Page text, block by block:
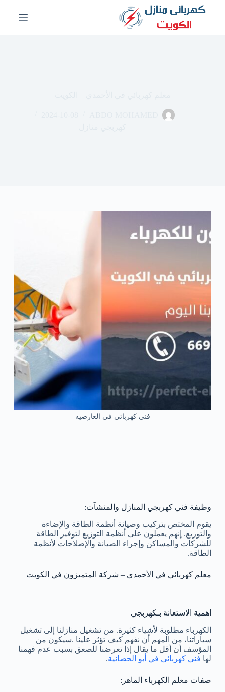
فني كهربائي في العارضيه
وظيفة فني كهربجي المنازل والمنشآت:
يقوم المختص بتركيب وصيانة أنظمة الطاقة والإضاءة
والتوزيع. إنهم يعملون على أنظمة التوزيع لتوفير الطاقة
للشركات والمساكن وإجراء الصيانة والإصلاحات لأنظمة
الطاقة.
معلم كهربائي في الأحمدي – شركة المتميزون في الكويت
اهمية الاستعانة بـكهربجي
الكهرباء مطلوبة لأشياء كثيرة. من تشغيل منازلنا إلى تشغيل
سياراتنا، من المهم أن نفهم كيف تؤثر علينا .سيكون من
المؤسف أن أقل ما يقال إذا تعرضنا للصعق بسبب عدم فهمنا
لها فني كهربائى في أبو الحصانية.
صفات معلم الكهرباء الماهر: